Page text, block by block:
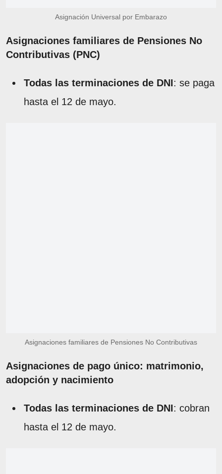
Asignación Universal por Embarazo
Asignaciones familiares de Pensiones No
Contributivas (PNC)
Todas las terminaciones de DNI: se paga
hasta el 12 de mayo.
Asignaciones familiares de Pensiones No Contributivas
Asignaciones de pago único: matrimonio,
adopción y nacimiento
Todas las terminaciones de DNI: cobran
hasta el 12 de mayo.